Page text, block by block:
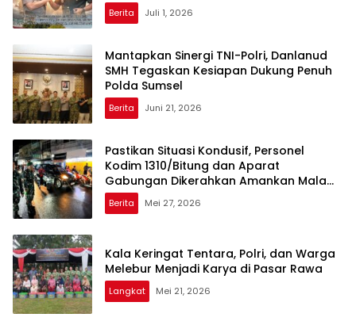
Berita Juli 1, 2026
Mantapkan Sinergi TNI-Polri, Danlanud
SMH Tegaskan Kesiapan Dukung Penuh
Polda Sumsel
Berita Juni 21, 2026
Pastikan Situasi Kondusif, Personel
Kodim 1310/Bitung dan Aparat
Gabungan Dikerahkan Amankan Malam
Takbiran dan Sholat Idul Adha 1447 H
Berita Mei 27, 2026
Kala Keringat Tentara, Polri, dan Warga
Melebur Menjadi Karya di Pasar Rawa
Langkat Mei 21, 2026